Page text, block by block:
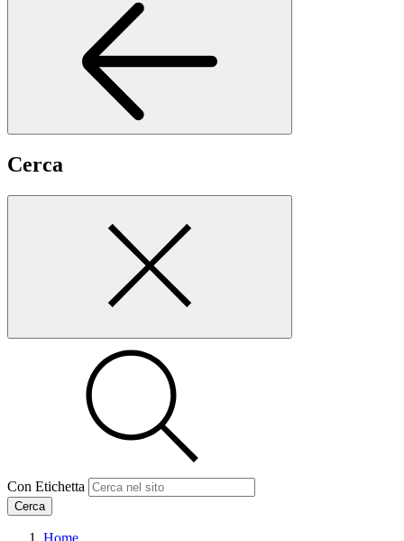
Cerca
Con Etichetta
Cerca
Home